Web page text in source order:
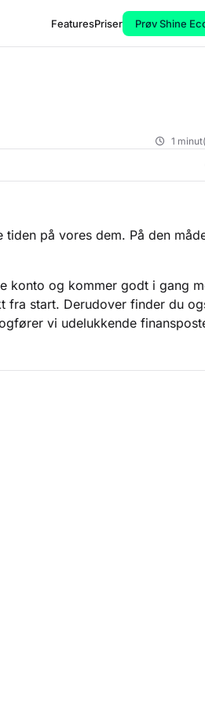
FeaturesPriser Prøv Shine
1
på vores dem. På den
konto og kommer godt i gang
fra start. Derudover finder du
vi udelukkende